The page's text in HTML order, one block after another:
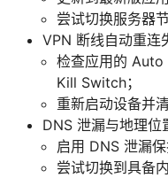
尝试切换服务器
VPN 断线自动重连
检查应用的 Auto
Kill Switch；
重新启动设备并
DNS 泄漏与地理位
启用 DNS 泄漏保
尝试切换到具备